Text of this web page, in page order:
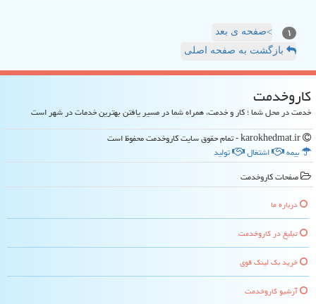
۱ >صفحه ی بعد
بازگشت به صفحه اصلی
كاروخدمت
خدمت در محل شما ؛ کار و خدمت، همراه شما در مسیر یافتن بهترین خدمات در شهر است
بیمه
اشتغال
تولید
صفحات كاروخدمت
درباره ما
تبلیغ در كاروخدمت
خرید بک لینک قوی
آرشیو كاروخدمت